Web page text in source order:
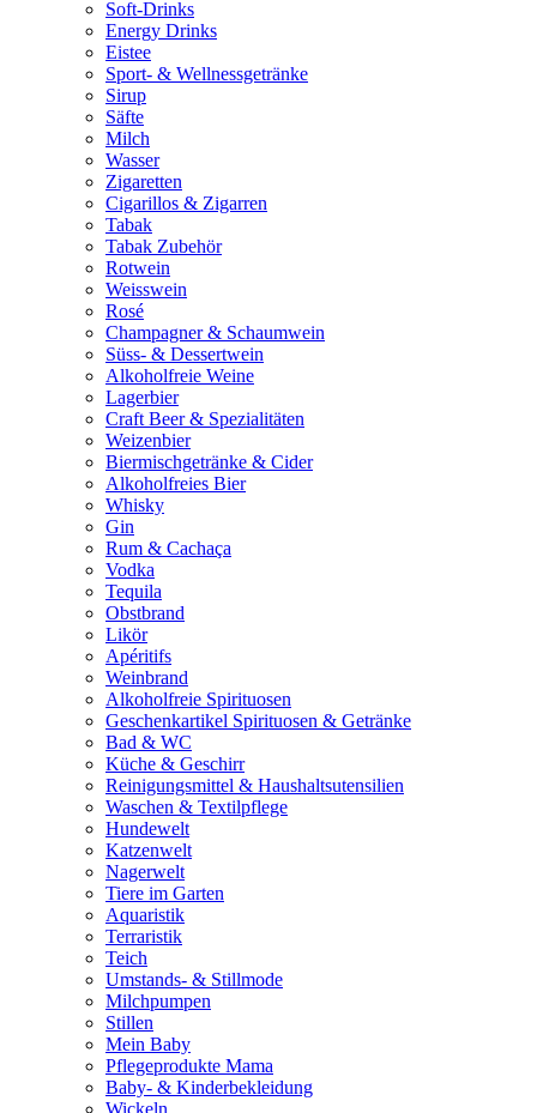
Soft-Drinks
Energy Drinks
Eistee
Sport- & Wellnessgetränke
Sirup
Säfte
Milch
Wasser
Zigaretten
Cigarillos & Zigarren
Tabak
Tabak Zubehör
Rotwein
Weisswein
Rosé
Champagner & Schaumwein
Süss- & Dessertwein
Alkoholfreie Weine
Lagerbier
Craft Beer & Spezialitäten
Weizenbier
Biermischgetränke & Cider
Alkoholfreies Bier
Whisky
Gin
Rum & Cachaça
Vodka
Tequila
Obstbrand
Likör
Apéritifs
Weinbrand
Alkoholfreie Spirituosen
Geschenkartikel Spirituosen & Getränke
Bad & WC
Küche & Geschirr
Reinigungsmittel & Haushaltsutensilien
Waschen & Textilpflege
Hundewelt
Katzenwelt
Nagerwelt
Tiere im Garten
Aquaristik
Terraristik
Teich
Umstands- & Stillmode
Milchpumpen
Stillen
Mein Baby
Pflegeprodukte Mama
Baby- & Kinderbekleidung
Wickeln